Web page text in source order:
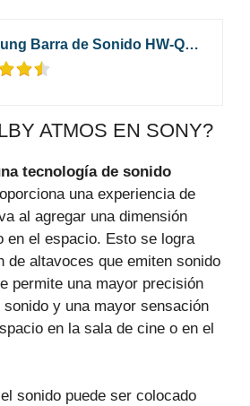
Samsung Barra de Sonido HW-Q600A - Dolby Atmos y DTS:X, 3.2.1 Canales, Q-Symphony, Tap Sound, Modo Juego Pro, Conexión Bluetooth Múltiple, Acoustic Beam y Sonido Inteligente*
ATMOS EN SONY?
tecnología de sonido
una experiencia de
al agregar una dimensión
en el espacio. Esto se logra
de altavoces que emiten sonido
permite una mayor precisión
y una mayor sensación
en la sala de cine o en el
sonido puede ser colocado